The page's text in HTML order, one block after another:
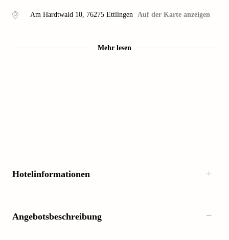
Am Hardtwald 10, 76275 Ettlingen Auf der Karte anzeigen
Mehr lesen
Hotelinformationen
Angebotsbeschreibung